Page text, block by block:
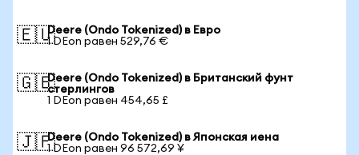
🇪🇺Deere (Ondo Tokenized) в Евро
1 DEon равен 529,76 €
🇬🇧Deere (Ondo Tokenized) в Британский фунт
стерлингов
1 DEon равен 454,65 £
🇯🇵Deere (Ondo Tokenized) в Японская иена
1 DEon равен 96 572,69 ¥